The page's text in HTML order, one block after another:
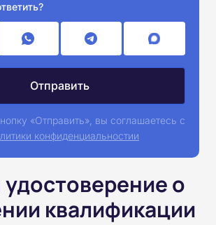
«Отправить», вы соглашаетесь с
конфиденциальностии
о
квалификации